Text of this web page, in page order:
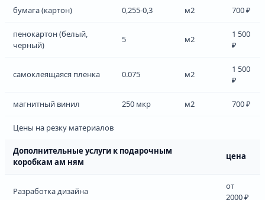
бумага (картон) 0,255-0,3 м2 700 ₽
пенокартон (белый,
черный)
5 м2
1 500
₽
самоклеящаяся пленка 0.075 м2
1 500
₽
магнитный винил 250 мкр м2 700 ₽
Цены на резку материалов
Дополнительные услуги к подарочным
коробкам ам ням
цена
Разработка дизайна
от
2000 ₽